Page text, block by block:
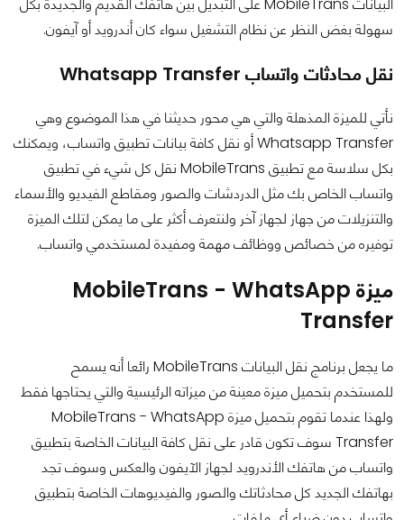
البيانات MobileTrans على التبديل بين هاتفك القديم والجديدة بكل
سهولة بغض النظر عن نظام التشغيل سواء كان أندرويد أو آيفون.
نقل محادثات واتساب Whatsapp Transfer
نأتي للميزة المذهلة والتي هي محور حديثنا في هذا الموضوع وهي
Whatsapp Transfer أو نقل كافة بيانات تطبيق واتساب، ويمكنك
بكل سلاسة مع تطبيق MobileTrans نقل كل شيء في تطبيق
واتساب الخاص بك مثل الدردشات والصور ومقاطع الفيديو والأسماء
والتنزيلات من جهاز لجهاز آخر ولنتعرف أكثر على ما يمكن لتلك الميزة
توفيره من خصائص ووظائف مهمة ومفيدة لمستخدمي واتساب.
ميزة MobileTrans - WhatsApp
Transfer
ما يجعل برنامج نقل البيانات MobileTrans رائعا أنه يسمح
للمستخدم بتحميل ميزة معينة من ميزاته الرئيسية والتي يحتاجها فقط
ولهذا عندما تقوم بتحميل ميزة MobileTrans - WhatsApp
Transfer سوف تكون قادر على نقل كافة البيانات الخاصة بتطبيق
واتساب من هاتفك الأندرويد لجهاز الآيفون والعكس وسوف تجد
بهاتفك الجديد كل محادثاتك والصور والفيديوهات الخاصة بتطبيق